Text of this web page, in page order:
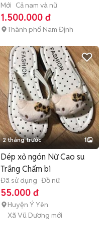
EU 40
Mới Cả nam và nữ
1.500.000 đ
Thành phố Nam Định
2 tháng trước 1
Dép xỏ ngón Nữ Cao su
Trắng Chấm bi
Đã sử dụng Đồ nữ
55.000 đ
Huyện Ý Yên
Xã Vũ Dương mới